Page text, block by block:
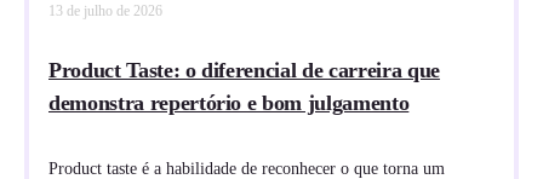
13 de julho de 2026
Product Taste: o diferencial de carreira que
demonstra repertório e bom julgamento
Product taste é a habilidade de reconhecer o que torna um